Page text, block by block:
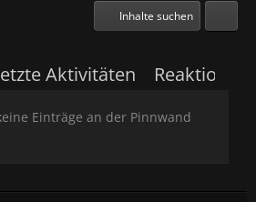
Inhalte suchen
Aktivitäten Reaktionen
Einträge an der Pinnwand